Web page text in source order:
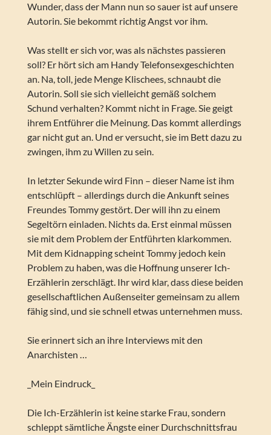
Wunder, dass der Mann nun so sauer ist auf unsere
Autorin. Sie bekommt richtig Angst vor ihm.
Was stellt er sich vor, was als nächstes passieren
soll? Er hört sich am Handy Telefonsexgeschichten
an. Na, toll, jede Menge Klischees, schnaubt die
Autorin. Soll sie sich vielleicht gemäß solchem
Schund verhalten? Kommt nicht in Frage. Sie geigt
ihrem Entführer die Meinung. Das kommt allerdings
gar nicht gut an. Und er versucht, sie im Bett dazu zu
zwingen, ihm zu Willen zu sein.
In letzter Sekunde wird Finn – dieser Name ist ihm
entschlüpft – allerdings durch die Ankunft seines
Freundes Tommy gestört. Der will ihn zu einem
Segeltörn einladen. Nichts da. Erst einmal müssen
sie mit dem Problem der Entführten klarkommen.
Mit dem Kidnapping scheint Tommy jedoch kein
Problem zu haben, was die Hoffnung unserer Ich-
Erzählerin zerschlägt. Ihr wird klar, dass diese beiden
gesellschaftlichen Außenseiter gemeinsam zu allem
fähig sind, und sie schnell etwas unternehmen muss.
Sie erinnert sich an ihre Interviews mit den
Anarchisten …
_Mein Eindruck_
Die Ich-Erzählerin ist keine starke Frau, sondern
schleppt sämtliche Ängste einer Durchschnittsfrau